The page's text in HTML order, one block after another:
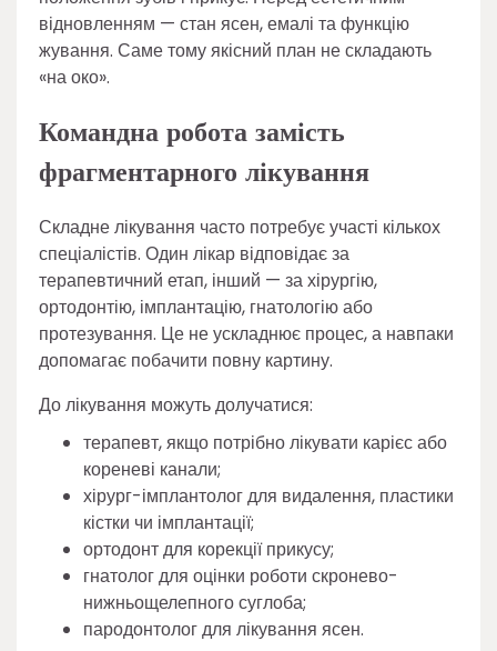
відновленням — стан ясен, емалі та функцію
жування. Саме тому якісний план не складають
«на око».
Командна робота замість
фрагментарного лікування
Складне лікування часто потребує участі кількох
спеціалістів. Один лікар відповідає за
терапевтичний етап, інший — за хірургію,
ортодонтію, імплантацію, гнатологію або
протезування. Це не ускладнює процес, а навпаки
допомагає побачити повну картину.
До лікування можуть долучатися:
терапевт, якщо потрібно лікувати карієс або
кореневі канали;
хірург-імплантолог для видалення, пластики
кістки чи імплантації;
ортодонт для корекції прикусу;
гнатолог для оцінки роботи скронево-
нижньощелепного суглоба;
пародонтолог для лікування ясен.